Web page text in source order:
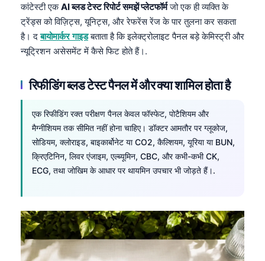
कांटेस्टी एकAI ब्लड टेस्ट रिपोर्ट समझें प्लेटफॉर्मजो एक ही व्यक्ति के
ट्रेंड्स को विज़िट्स, यूनिट्स, और रेफरेंस रेंज के पार तुलना कर सकता
है। दबायोमार्कर गाइडबताता है कि इलेक्ट्रोलाइट पैनल बड़े केमिस्ट्री और
न्यूट्रिशन असेसमेंट में कैसे फिट होते हैं।.
रिफीडिंग ब्लड टेस्ट पैनल में और क्या शामिल होता है
एक रिफीडिंग रक्त परीक्षण पैनल केवल फॉस्फेट, पोटैशियम और
मैग्नीशियम तक सीमित नहीं होना चाहिए। डॉक्टर आमतौर पर ग्लूकोज,
सोडियम, क्लोराइड, बाइकार्बोनेट या CO2, कैल्शियम, यूरिया या BUN,
क्रिएटिनिन, लिवर एंजाइम, एल्ब्यूमिन, CBC, और कभी-कभी CK,
ECG, तथा जोखिम के आधार पर थायमिन उपचार भी जोड़ते हैं।.
Gàidhlig
Occitan
العربية المغربية
Монгол
ພາສາລາວ
Basa Jawa
Cebuano
ئۇيغۇرچە
Татар теле
Беларуская мова
Esperanto